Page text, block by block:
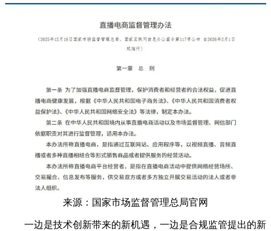
来源：国家市场监督管理总局官网
一边是技术创新带来的新机遇，一边是合规监管提出的新